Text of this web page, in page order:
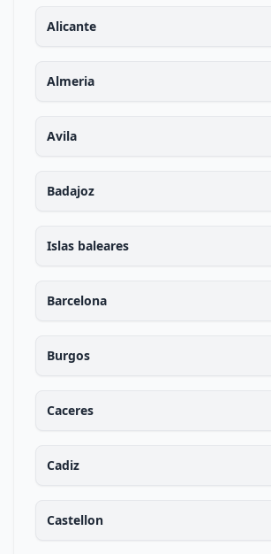
Alicante
Almeria
Avila
Badajoz
Islas baleares
Barcelona
Burgos
Caceres
Cadiz
Castellon